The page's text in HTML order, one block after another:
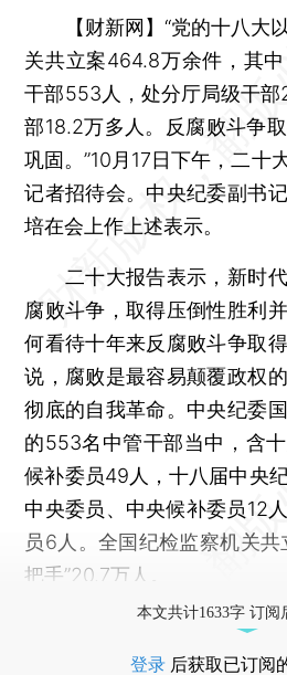
【财新网】 “党的十八大
关共立案464.8万余件，其
干部553人，处分厅局级干
部18.2万多人。反腐败斗争
巩固。”10月17日下午，二十
记者招待会。中央纪委副书
培在会上作上述表示。
二十大报告表示，新时代
腐败斗争，取得压倒性胜利
何看待十年来反腐败斗争取
说，腐败是最容易颠覆政权
彻底的自我革命。中央纪委
的553名中管干部当中，含
候补委员49人，十八届中央
中央委员、中央候补委员12
员6人。全国纪检监察机关共
把手”20.7万人。
本文共计1633字 订阅
登录 后获取已订阅